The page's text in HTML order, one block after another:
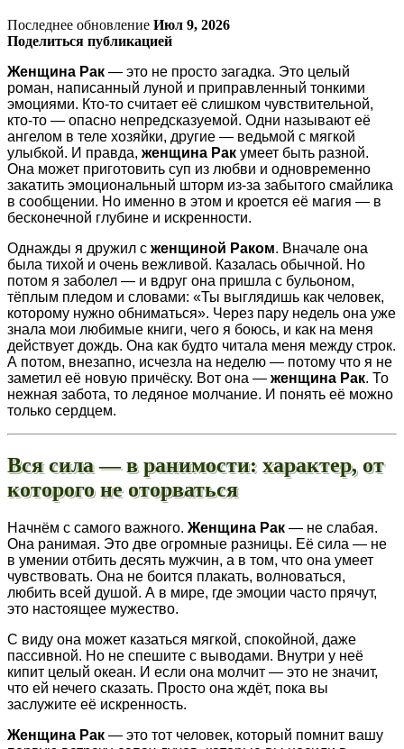
Последнее обновление Июл 9, 2026
Поделиться публикацией
Женщина Рак — это не просто загадка. Это целый
роман, написанный луной и приправленный тонкими
эмоциями. Кто-то считает её слишком чувствительной,
кто-то — опасно непредсказуемой. Одни называют её
ангелом в теле хозяйки, другие — ведьмой с мягкой
улыбкой. И правда, женщина Рак умеет быть разной.
Она может приготовить суп из любви и одновременно
закатить эмоциональный шторм из-за забытого смайлика
в сообщении. Но именно в этом и кроется её магия — в
бесконечной глубине и искренности.
Однажды я дружил с женщиной Раком. Вначале она
была тихой и очень вежливой. Казалась обычной. Но
потом я заболел — и вдруг она пришла с бульоном,
тёплым пледом и словами: «Ты выглядишь как человек,
которому нужно обниматься». Через пару недель она уже
знала мои любимые книги, чего я боюсь, и как на меня
действует дождь. Она как будто читала меня между строк.
А потом, внезапно, исчезла на неделю — потому что я не
заметил её новую причёску. Вот она — женщина Рак. То
нежная забота, то ледяное молчание. И понять её можно
только сердцем.
Вся сила — в ранимости: характер, от
которого не оторваться
Начнём с самого важного. Женщина Рак — не слабая.
Она ранимая. Это две огромные разницы. Её сила — не
в умении отбить десять мужчин, а в том, что она умеет
чувствовать. Она не боится плакать, волноваться,
любить всей душой. А в мире, где эмоции часто прячут,
это настоящее мужество.
С виду она может казаться мягкой, спокойной, даже
пассивной. Но не спешите с выводами. Внутри у неё
кипит целый океан. И если она молчит — это не значит,
что ей нечего сказать. Просто она ждёт, пока вы
заслужите её искренность.
Женщина Рак — это тот человек, который помнит вашу